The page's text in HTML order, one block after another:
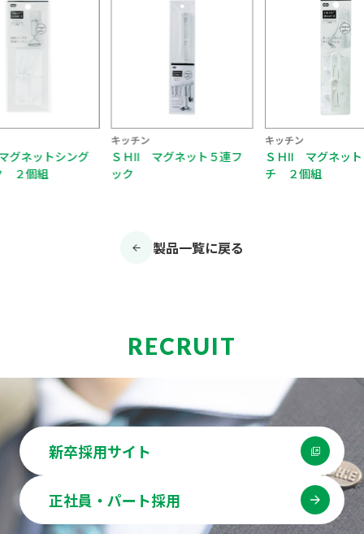
グ
ＳＨⅡ マグネット５連フ
ック
ＳＨⅡ マグネットピン
製品一覧に戻る
RECRUIT
新卒採用サイト
正社員・パート採用